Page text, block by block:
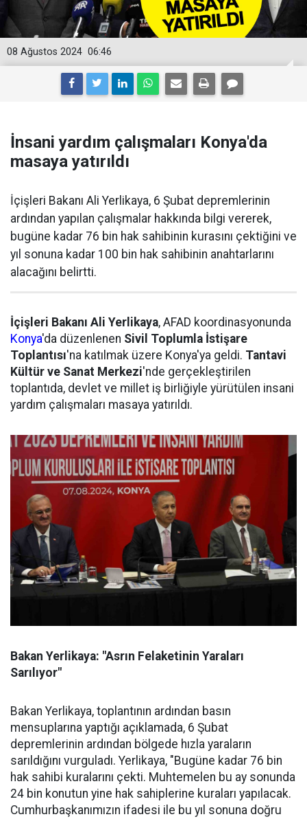
06:46
08 Ağustos 2024
İnsani yardım çalışmaları Konya'da
masaya yatırıldı
İçişleri Bakanı Ali Yerlikaya, 6 Şubat depremlerinin
ardından yapılan çalışmalar hakkında bilgi vererek,
bugüne kadar 76 bin hak sahibinin kurasını çektiğini ve
yıl sonuna kadar 100 bin hak sahibinin anahtarlarını
alacağını belirtti.
İçişleri Bakanı Ali Yerlikaya, AFAD koordinasyonunda
Konya'da düzenlenen Sivil Toplumla İstişare
Toplantısı'na katılmak üzere Konya'ya geldi. Tantavi
Kültür ve Sanat Merkezi'nde gerçekleştirilen
toplantıda, devlet ve millet iş birliğiyle yürütülen insani
yardım çalışmaları masaya yatırıldı.
Bakan Yerlikaya: "Asrın Felaketinin Yaraları
Sarılıyor"
Bakan Yerlikaya, toplantının ardından basın
mensuplarına yaptığı açıklamada, 6 Şubat
depremlerinin ardından bölgede hızla yaraların
sarıldığını vurguladı. Yerlikaya, "Bugüne kadar 76 bin
hak sahibi kuralarını çekti. Muhtemelen bu ay sonunda
24 bin konutun yine hak sahiplerine kuraları yapılacak.
Cumhurbaşkanımızın ifadesi ile bu yıl sonuna doğru